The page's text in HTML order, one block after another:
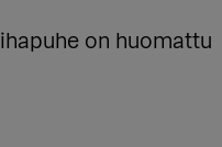
on huomattu